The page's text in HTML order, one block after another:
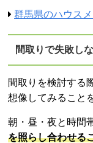
群馬県のハウス
間取りで失敗し
間取りを検討する
想像してみること
朝・昼・夜と時間
を照らし合わせる